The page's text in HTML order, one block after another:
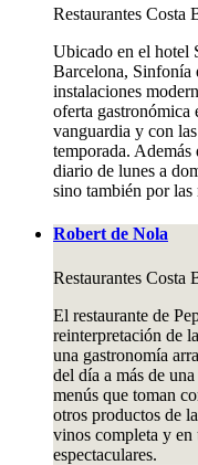
Restaurantes Costa
Ubicado en el hotel
Barcelona, Sinfonía
instalaciones
oferta gastronómica
vanguardia y con
temporada.
diario de lunes a
sino también por las
Robert de Nola
Restaurantes Costa
El restaurante de
reinterpretación de
una gastronomía
del día a más de
menús que toman
otros productos de
vinos completa y en
espectaculares.